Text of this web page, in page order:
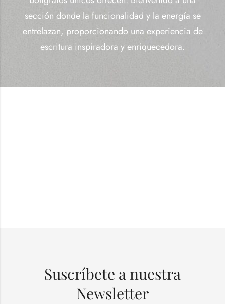
sección donde la funcionalidad y la energía se
entrelazan, proporcionando una experiencia de
escritura inspiradora y enriquecedora.
Suscríbete a nuestra
Newsletter